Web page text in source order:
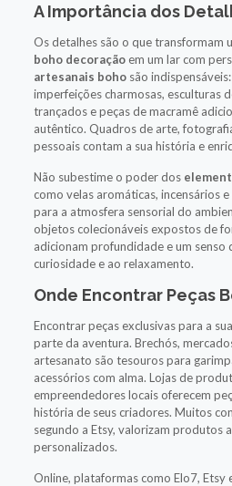
A Importância dos
Os detalhes são o que transformam
boho decoraçãoem um lar com
artesanais bohosão
imperfeições charmosas, esculturas
trançados e peças de macramê
autêntico. Quadros de arte,
pessoais contam a sua história e
Não subestime o poder dos
como velas aromáticas, incensários
para a atmosfera sensorial do
objetos colecionáveis expostos de
adicionam profundidade e um senso
curiosidade e ao relaxamento.
Onde Encontrar Peças
Encontrar peças exclusivas para a sua
parte da aventura. Brechós,
artesanato são tesouros para
acessórios com alma. Lojas de
empreendedores locais oferecem
história de seus criadores. Muitos
segundo a Etsy, valorizam produtos
personalizados.
Online, plataformas como Elo7, Etsy